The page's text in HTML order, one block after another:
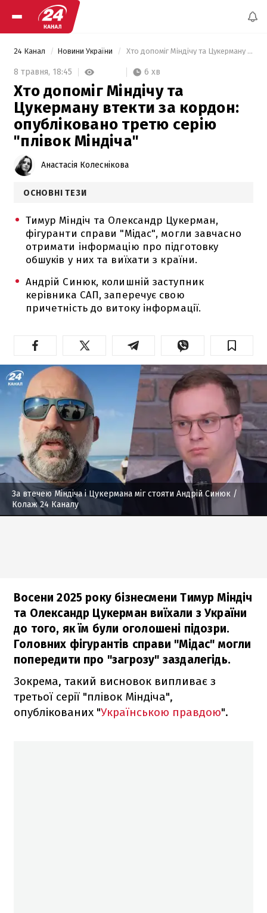
24 Канал Новини України Хто допоміг Міндічу та Цукерману втекти за кордон: опубліковано третю серію "плівок Міндіча"
8 травня, 18:45 6 хв
Хто допоміг Міндічу та
Цукерману втекти за кордон:
опубліковано третю серію
"плівок Міндіча"
Анастасія Колеснікова
ОСНОВНІ ТЕЗИ
Тимур Міндіч та Олександр Цукерман,
фігуранти справи "Мідас", могли завчасно
отримати інформацію про підготовку
обшуків у них та виїхати з країни.
Андрій Синюк, колишній заступник
керівника САП, заперечує свою
причетність до витоку інформації.
За втечею Міндіча і Цукермана міг стояти Андрій Синюк /
Колаж 24 Каналу
Восени 2025 року бізнесмени Тимур Міндіч
та Олександр Цукерман виїхали з України
до того, як їм були оголошені підозри.
Головних фігурантів справи "Мідас" могли
попередити про "загрозу" заздалегідь.
Зокрема, такий висновок випливає з
третьої серії "плівок Міндіча",
опублікованих "Українською правдою".